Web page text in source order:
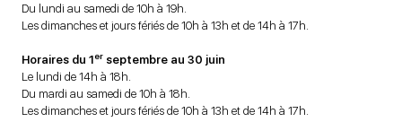
Du lundi au samedi de 10h à 19h.
Les dimanches et jours fériés de 10h à 13h et de 14h à 17h.
Horaires du 1er septembre au 30 juin
Le lundi de 14h à 18h.
Du mardi au samedi de 10h à 18h.
Les dimanches et jours fériés de 10h à 13h et de 14h à 17h.